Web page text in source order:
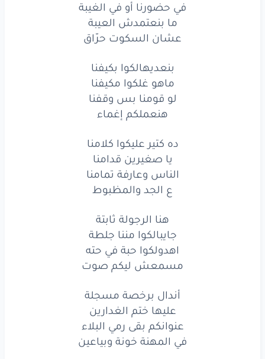
ع الجدوالمظبوط
هناالرجولة ثابتة
جايبالكوامنناجلطة
اهدولكواحبةفي حته
مسمعشليكمصوت
أندالبرخصة مسجلة
عليها ختمالغدارين
عنوانكمبقىرميالبلاء
في المهنةخونةوبياعين
في ضهريقطّعوافروتي
جرحيحطوا السم
سهلأخليكواشغلتي
انتوامشقدالمقام
أناعارف اني حارقكوا
في حضورنا أو في الغيبة
ما بنعتمدش العيبة
عشان السكوت حرّاق
بنعديهالكوا بكيفنا
ماهو غلكوا مكيفنا
لو قومنا بس وقفنا
هنعملكم إغماء
ده كتير عليكوا كلامنا
يا صغيرين قدامنا
الناس وعارفة تمامنا
ع الجد والمظبوط
هنا الرجولة ثابتة
جايبالكوا مننا جلطة
اهدولكوا حبة في حته
مسمعش ليكم صوت
أندال برخصة مسجلة
عليها ختم الغدارين
عنوانكم بقى رمي البلاء
في المهنة خونة وبياعين